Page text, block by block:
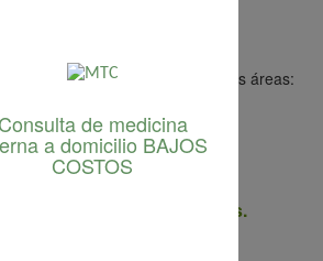
y auditorías en las siguientes áreas:
ocupacionales.
Consulta de medicina
a domicilio BAJOS
COSTOS